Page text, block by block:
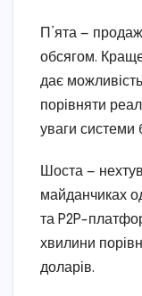
П’ята —
обсягом.
дає
порівняти
уваги системи
Шоста —
майданчиках
та P2P-
хвилини
доларів.